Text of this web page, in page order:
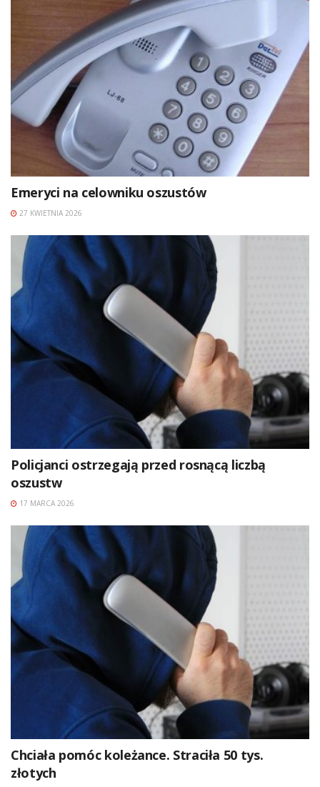
Emeryci na celowniku oszustów
27 KWIETNIA 2026
Policjanci ostrzegają przed rosnącą liczbą
oszustw
17 MARCA 2026
Chciała pomóc koleżance. Straciła 50 tys.
złotych